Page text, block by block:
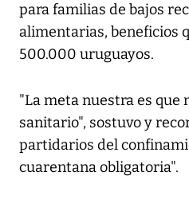
para familias de bajos
alimentarias, beneficios
500.000 uruguayos.
"La meta nuestra es que
sanitario", sostuvo y
partidarios del
cuarentana obligatoria".